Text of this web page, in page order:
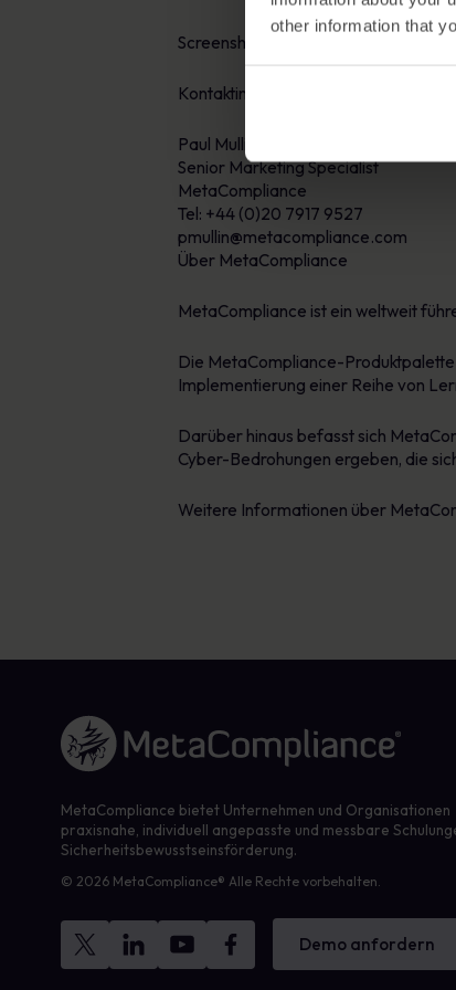
other information that
Screenshots und Fotos sind auf
Kontaktinformationen:
Paul Mullin
Senior Marketing Specialist
MetaCompliance
Tel: +44 (0)20 7917 9527
pmullin@metacompliance.com
Über MetaCompliance
MetaCompliance ist ein weltweit
Die MetaCompliance-
Implementierung einer Reihe von
Darüber hinaus befasst sich
Cyber-Bedrohungen ergeben, die
Weitere Informationen über
Link zur Homepage
MetaCompliance bietet Unternehmen und Organisationen
praxisnahe, individuell angepasste und messbare
Sicherheitsbewusstseinsförderung.
© 2026 MetaCompliance® Alle Rechte vorbehalten.
Demo anfordern